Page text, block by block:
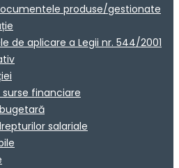
produse/gestionate
de aplicare a Legii nr. 544/2001
financiare
salariale